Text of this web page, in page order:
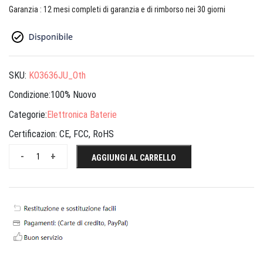
Garanzia : 12 mesi completi di garanzia e di rimborso nei 30 giorni
SKU: KO3636JU_Oth
Condizione:100% Nuovo
Categorie:Elettronica Baterie
Certificazion: CE, FCC, RoHS
+
- AGGIUNGI AL CARRELLO